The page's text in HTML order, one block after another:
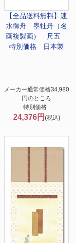
【全品送料無料】速
水御舟 墨牡丹（名
画複製画） 尺五
特別価格 日本製
メーカー通常価格34,980
円のところ
特別価格
24,376円 (税込)